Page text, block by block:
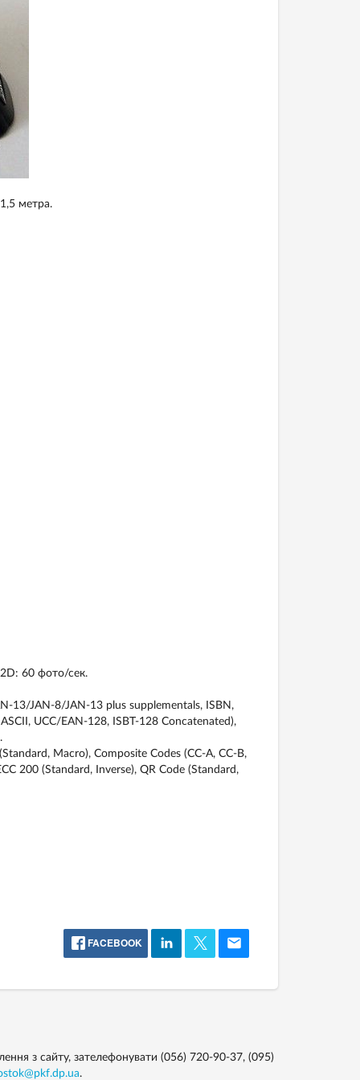
метра.
60 фото/сек.
13/JAN-8/JAN-13 plus supplementals, ISBN,
UCC/EAN-128, ISBT-128 Concatenated),
Macro), Composite Codes (CC-A, CC-B,
200 (Standard, Inverse), QR Code (Standard,
FACEBOOK
з сайту, зателефонувати (056) 720-90-37, (095)
.